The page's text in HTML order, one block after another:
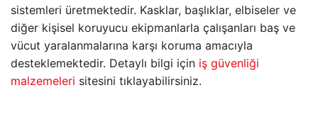
sistemleri üretmektedir. Kasklar, başlıklar, elbiseler ve
diğer kişisel koruyucu ekipmanlarla çalışanları baş ve
vücut yaralanmalarına karşı koruma amacıyla
desteklemektedir. Detaylı bilgi için iş güvenliği
malzemeleri sitesini tıklayabilirsiniz.